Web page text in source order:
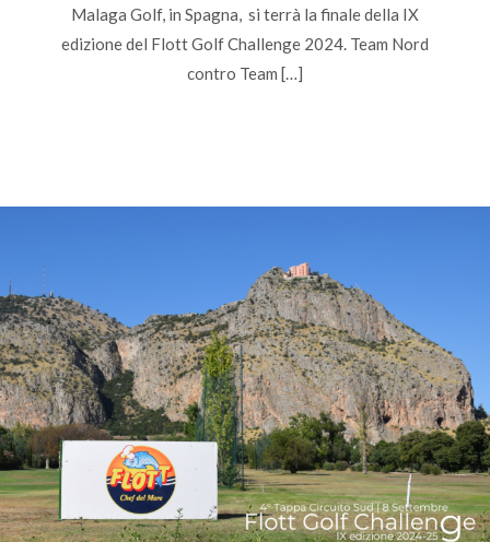
Malaga Golf, in Spagna, si terrà la finale della IX
edizione del Flott Golf Challenge 2024. Team Nord
contro Team […]